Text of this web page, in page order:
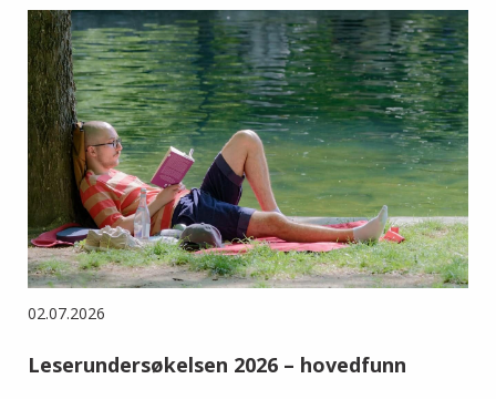
02.07.2026
Leserundersøkelsen 2026 – hovedfunn